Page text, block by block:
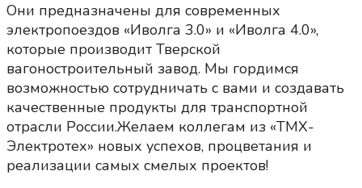
Они предназначены для современных
электропоездов «Иволга 3.0» и «Иволга 4.0»,
которые производит Тверской
вагоностроительный завод. Мы гордимся
возможностью сотрудничать с вами и создавать
качественные продукты для транспортной
отрасли России.Желаем коллегам из «ТМХ-
Электротех» новых успехов, процветания и
реализации самых смелых проектов!